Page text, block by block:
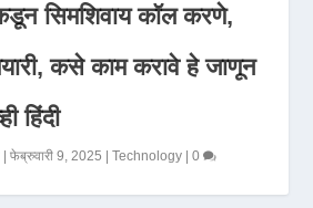
सिमशिवाय कॉल करणे,
कसे काम करावे हे जाणून
हिंदी
|फेब्रुवारी 9, 2025 |Technology |0